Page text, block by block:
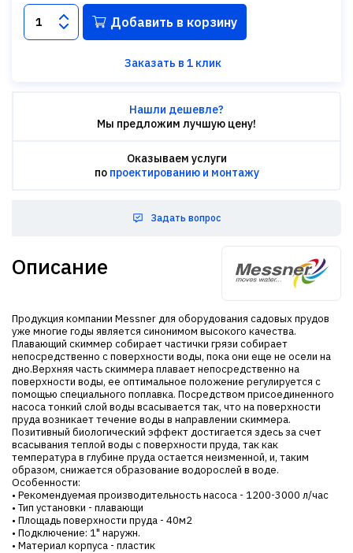
Добавить в корзину
Заказать в 1 клик
Нашли дешевле?
Мы предложим лучшую цену!
Оказываем услуги
по проектированию и монтажу
Задать вопрос
Описание
Продукция компании Messner для оборудования садовых прудов
уже многие годы является синонимом высокого качества.
Плавающий скиммер собирает частички грязи собирает
непосредственно с поверхности воды, пока они еще не осели на
дно.Верхняя часть скиммера плавает непосредственно на
поверхности воды, ее оптимальное положение регулируется с
помощью специального поплавка. Посредством присоединенного
насоса тонкий слой воды всасывается так, что на поверхности
пруда возникает течение воды в направлении скиммера.
Позитивный биологический эффект достигается здесь за счет
всасывания теплой воды с поверхности пруда, так как
температура в глубине пруда остается неизменной, и, таким
образом, снижается образование водорослей в воде.
Особенности:
• Рекомендуемая производительность насоса - 1200-3000 л/час
• Тип установки - плавающи
• Площадь поверхности пруда - 40м2
• Подключение: 1" наружн.
• Материал корпуса - пластик